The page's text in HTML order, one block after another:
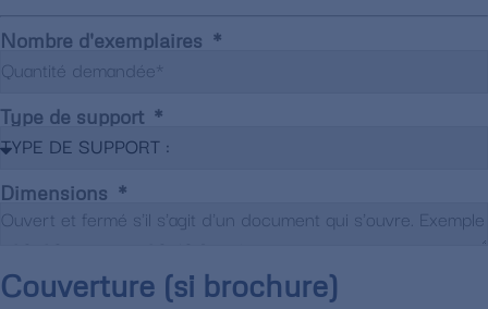
Nombre d'exemplaires
Type de support
Dimensions
Couverture (si brochure)